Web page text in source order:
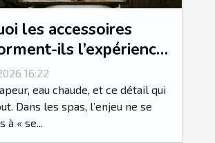
les accessoires
ils l’expérience
sensoriel ?
16:22
eau chaude, et ce détail qui
Dans les spas, l’enjeu ne se
« se...